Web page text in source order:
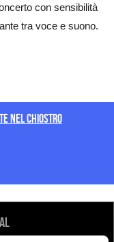
con sensibilità
tra voce e suono.
nel Chiostro